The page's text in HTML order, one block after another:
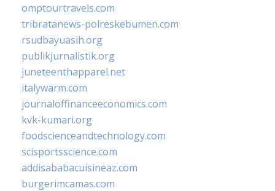
omptourtravels.com
tribratanews-polreskebumen.com
rsudbayuasih.org
publikjurnalistik.org
juneteenthapparel.net
italywarm.com
journaloffinanceeconomics.com
kvk-kumari.org
foodscienceandtechnology.com
scisportsscience.com
addisababacuisineaz.com
burgerimcamas.com